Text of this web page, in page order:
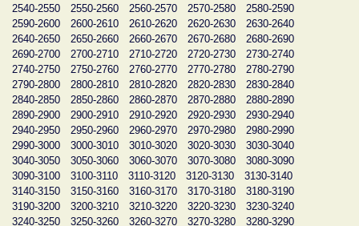
2540-2550
2550-2560 2560-2570 2570-2580
2580-2590
2590-2600
2600-2610 2610-2620 2620-2630
2630-2640
2640-2650
2650-2660 2660-2670 2670-2680
2680-2690
2690-2700
2700-2710 2710-2720 2720-2730
2730-2740
2740-2750
2750-2760 2760-2770 2770-2780
2780-2790
2790-2800
2800-2810 2810-2820 2820-2830
2830-2840
2840-2850
2850-2860 2860-2870 2870-2880
2880-2890
2890-2900
2900-2910 2910-2920 2920-2930
2930-2940
2940-2950
2950-2960 2960-2970 2970-2980
2980-2990
2990-3000
3000-3010 3010-3020 3020-3030
3030-3040
3040-3050
3050-3060 3060-3070 3070-3080
3080-3090
3090-3100
3100-3110 3110-3120 3120-3130
3130-3140
3140-3150
3150-3160 3160-3170 3170-3180
3180-3190
3190-3200
3200-3210 3210-3220 3220-3230
3230-3240
3240-3250
3250-3260 3260-3270 3270-3280
3280-3290